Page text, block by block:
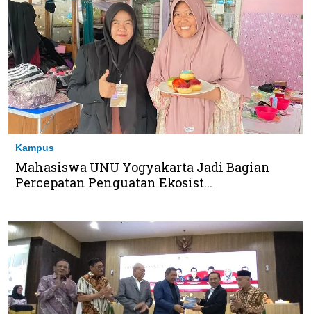
Kampus
Mahasiswa UNU Yogyakarta Jadi Bagian
Percepatan Penguatan Ekosist...